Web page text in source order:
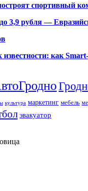
спортивный
3,9 рубля —
как
культура маркетинг мебель
эвакуатор